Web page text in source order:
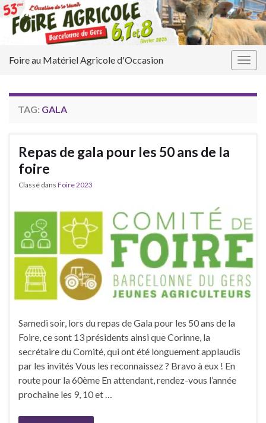
Foire au Matériel Agricole d'Occasion
TAG: GALA
Repas de gala pour les 50 ans de la
foire
Classé dans Foire 2023
Samedi soir, lors du repas de Gala pour les 50 ans de la
Foire, ce sont 13 présidents ainsi que Corinne, la
secrétaire du Comité, qui ont été longuement applaudis
par les invités Vous les reconnaissez ? Bravo à eux ! En
route pour la 60ème En attendant, rendez-vous l’année
prochaine les 9, 10 et …